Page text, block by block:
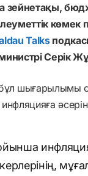
зейнетақы,
көмек
Talks
Серік
шығарылымы